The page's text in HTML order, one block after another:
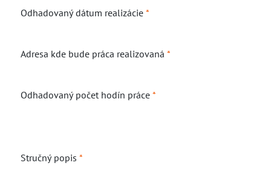
Odhadovaný dátum realizácie *
Adresa kde bude práca realizovaná *
Odhadovaný počet hodín práce *
Stručný popis *